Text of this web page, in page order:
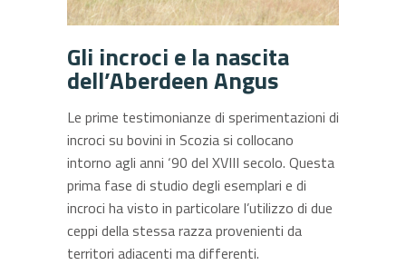
Gli incroci e la nascita
dell’Aberdeen Angus
Le prime testimonianze di sperimentazioni di
incroci su bovini in Scozia si collocano
intorno agli anni ‘90 del XVIII secolo. Questa
prima fase di studio degli esemplari e di
incroci ha visto in particolare l’utilizzo di due
ceppi della stessa razza provenienti da
territori adiacenti ma differenti.